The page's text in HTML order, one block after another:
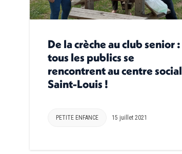
De la crèche au club senior :
tous les publics se
rencontrent au centre social
Saint-Louis !
PETITE ENFANCE 15 juillet 2021